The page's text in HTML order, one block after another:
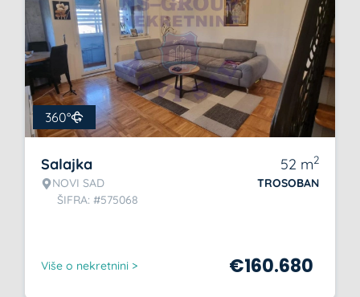
360°
Salajka
NOVI SAD
ŠIFRA: #575068
52 m2
TROSOBAN
Više o nekretnini > €160.680